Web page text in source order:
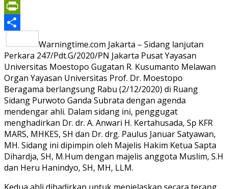
Print
PrintFriendly
Share
Warningtime.com Jakarta – Sidang lanjutan
Perkara 247/Pdt.G/2020/PN Jakarta Pusat Yayasan
Universitas Moestopo Gugatan R. Kusumanto Melawan
Organ Yayasan Universitas Prof. Dr. Moestopo
Beragama berlangsung Rabu (2/12/2020) di Ruang
Sidang Purwoto Ganda Subrata dengan agenda
mendengar ahli. Dalam sidang ini, penggugat
menghadirkan Dr. dr. A. Anwari H. Kertahusada, Sp KFR
MARS, MHKES, SH dan Dr. drg. Paulus Januar Satyawan,
MH. Sidang ini dipimpin oleh Majelis Hakim Ketua Sapta
Dihardja, SH, M.Hum dengan majelis anggota Muslim, S.H
dan Heru Hanindyo, SH, MH, LLM.